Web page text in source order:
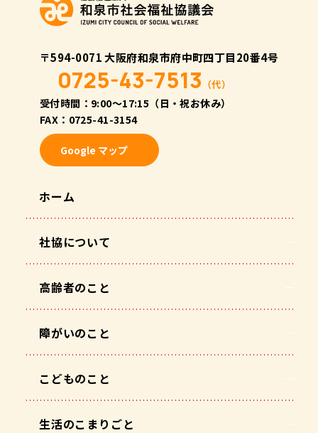
〒594-0071 大阪府和泉市府中町四丁目20番4号
0725-43-7513 （代）
受付時間：9:00〜17:15（日・祝お休み）
FAX：0725-41-3154
Google マップ
ホーム
社協について
高齢者のこと
障がいのこと
こどものこと
生活のこまりごと